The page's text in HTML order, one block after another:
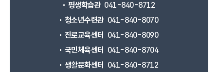
평생학습관 041-840-8712
청소년수련관 041-840-8070
진로교육센터
041-840-8090
국민체육센터
041-840-8704
생활문화센터
041-840-8712